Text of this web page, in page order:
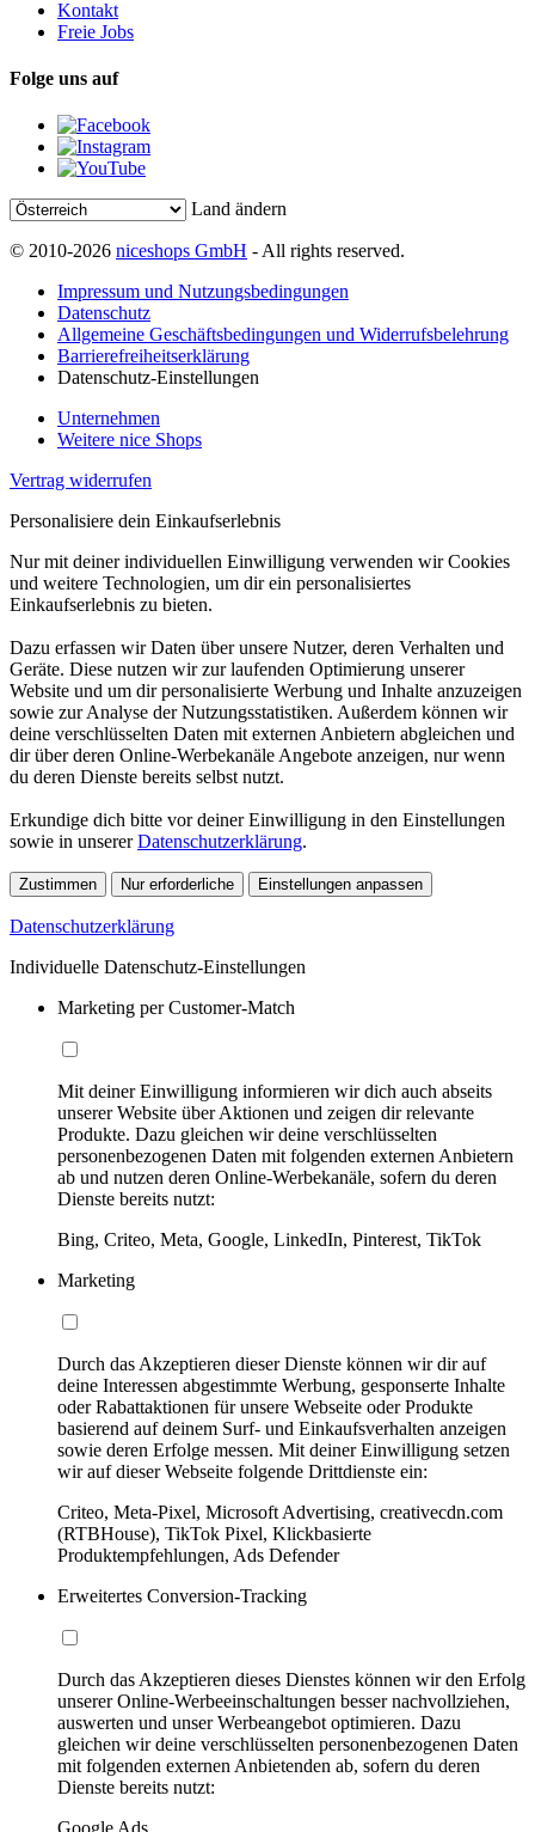
Kontakt
Freie Jobs
Folge uns auf
Land ändern
© 2010-2026 niceshops GmbH - All rights reserved.
Impressum und Nutzungsbedingungen
Datenschutz
Allgemeine Geschäftsbedingungen und Widerrufsbelehrung
Barrierefreiheitserklärung
Datenschutz-Einstellungen
Unternehmen
Weitere nice Shops
Vertrag widerrufen
Personalisiere dein Einkaufserlebnis
Nur mit deiner individuellen Einwilligung verwenden wir Cookies
und weitere Technologien, um dir ein personalisiertes
Einkaufserlebnis zu bieten.
Dazu erfassen wir Daten über unsere Nutzer, deren Verhalten und
Geräte. Diese nutzen wir zur laufenden Optimierung unserer
Website und um dir personalisierte Werbung und Inhalte anzuzeigen
sowie zur Analyse der Nutzungsstatistiken. Außerdem können wir
deine verschlüsselten Daten mit externen Anbietern abgleichen und
dir über deren Online-Werbekanäle Angebote anzeigen, nur wenn
du deren Dienste bereits selbst nutzt.
Erkundige dich bitte vor deiner Einwilligung in den Einstellungen
sowie in unsererDatenschutzerklärung.
Zustimmen Nur erforderliche Einstellungen anpassen
Datenschutzerklärung
Individuelle Datenschutz-Einstellungen
Marketing per Customer-Match
Mit deiner Einwilligung informieren wir dich auch abseits
unserer Website über Aktionen und zeigen dir relevante
Produkte. Dazu gleichen wir deine verschlüsselten
personenbezogenen Daten mit folgenden externen Anbietern
ab und nutzen deren Online-Werbekanäle, sofern du deren
Dienste bereits nutzt:
Bing, Criteo, Meta, Google, LinkedIn, Pinterest, TikTok
Marketing
Durch das Akzeptieren dieser Dienste können wir dir auf
deine Interessen abgestimmte Werbung, gesponserte Inhalte
oder Rabattaktionen für unsere Webseite oder Produkte
basierend auf deinem Surf- und Einkaufsverhalten anzeigen
sowie deren Erfolge messen. Mit deiner Einwilligung setzen
wir auf dieser Webseite folgende Drittdienste ein:
Criteo, Meta-Pixel, Microsoft Advertising, creativecdn.com
(RTBHouse), TikTok Pixel, Klickbasierte
Produktempfehlungen, Ads Defender
Erweitertes Conversion-Tracking
Durch das Akzeptieren dieses Dienstes können wir den Erfolg
unserer Online-Werbeeinschaltungen besser nachvollziehen,
auswerten und unser Werbeangebot optimieren. Dazu
gleichen wir deine verschlüsselten personenbezogenen Daten
mit folgenden externen Anbietenden ab, sofern du deren
Dienste bereits nutzt:
Google Ads